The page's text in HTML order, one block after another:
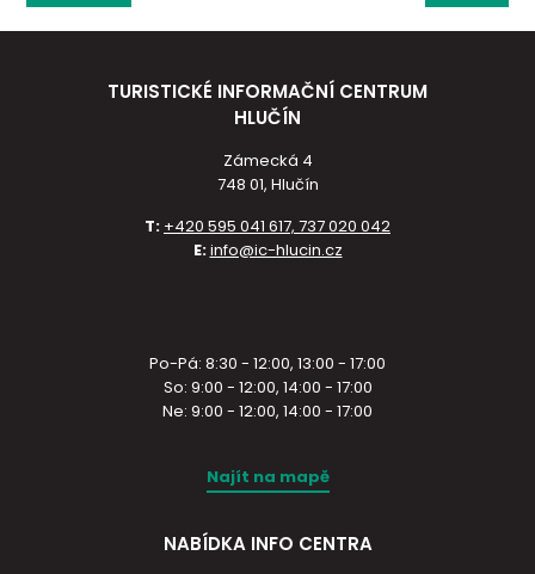
TURISTICKÉ INFORMAČNÍ CENTRUM
HLUČÍN
Zámecká 4
748 01, Hlučín
T: +420 595 041 617, 737 020 042
E:info@ic-hlucin.cz
Po-Pá: 8:30 - 12:00, 13:00 - 17:00
So: 9:00 - 12:00, 14:00 - 17:00
Ne: 9:00 - 12:00, 14:00 - 17:00
Najít na mapě
NABÍDKA INFO CENTRA